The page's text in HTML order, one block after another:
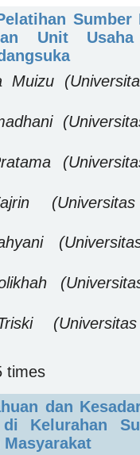
Sumber
Unit Usaha
Muizu
times
dan
Kelurahan
Masyarakat